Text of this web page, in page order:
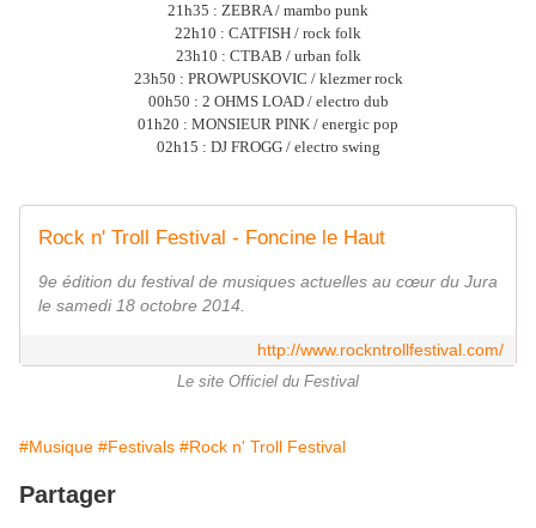
21h35 : ZEBRA / mambo punk
22h10 : CATFISH / rock folk
23h10 : CTBAB / urban folk
23h50 : PROWPUSKOVIC / klezmer rock
00h50 : 2 OHMS LOAD / electro dub
01h20 : MONSIEUR PINK / energic pop
02h15 : DJ FROGG / electro swing
Rock n' Troll Festival - Foncine le Haut
9e édition du festival de musiques actuelles au cœur du Jura
le samedi 18 octobre 2014.
http://www.rockntrollfestival.com/
Le site Officiel du Festival
#Musique #Festivals #Rock n' Troll Festival
Partager